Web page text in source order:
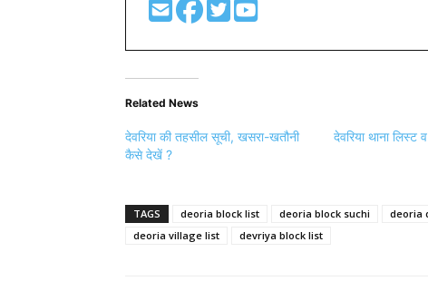
Related News
देवरिया की तहसील सूची, खसरा-खतौनी
कैसे देखें ?
देवरिया थाना लिस्ट
TAGS deoria block list deoria block suchi deoria
deoria village list
devriya block list